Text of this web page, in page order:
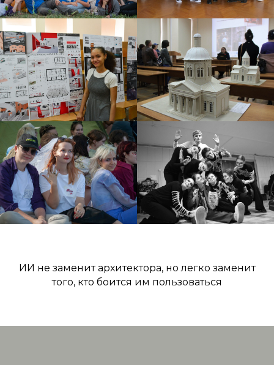
ИИ не заменит архитектора, но легко заменит
того, кто боится им пользоваться